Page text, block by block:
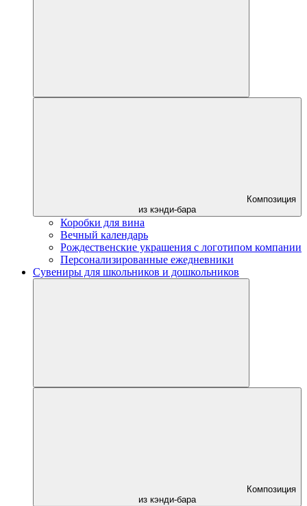
Композиция
из кэнди-бара
Коробки для вина
Вечный календарь
Рождественские украшения с логотипом компании
Персонализированные ежедневники
Сувениры для школьников и дошкольников
Композиция
из кэнди-бара